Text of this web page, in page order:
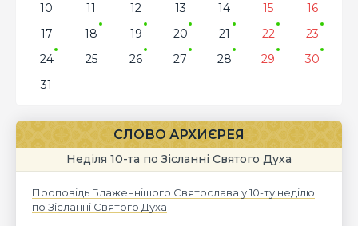
10
11 12 13 14 15
16
17
18 19 20 21 22
23
24
25 26 27 28 29
30
31
СЛОВО АРХИЄРЕЯ
Неділя 10-та по Зісланні Святого Духа
Проповідь Блаженнішого Святослава у 10-ту неділю
по Зісланні Святого Духа